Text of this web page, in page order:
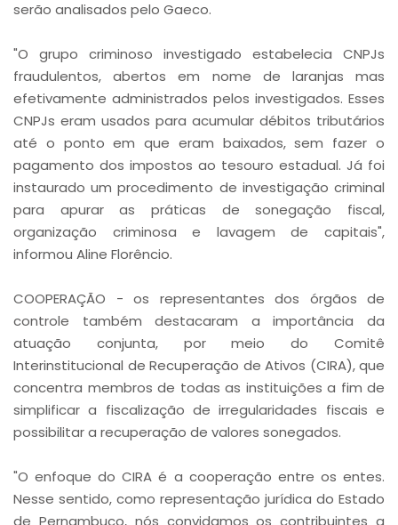
serão analisados pelo Gaeco.
"O grupo criminoso investigado estabelecia CNPJs
fraudulentos, abertos em nome de laranjas mas
efetivamente administrados pelos investigados. Esses
CNPJs eram usados para acumular débitos tributários
até o ponto em que eram baixados, sem fazer o
pagamento dos impostos ao tesouro estadual. Já foi
instaurado um procedimento de investigação criminal
para apurar as práticas de sonegação fiscal,
organização criminosa e lavagem de capitais",
informou Aline Florêncio.
COOPERAÇÃO - os representantes dos órgãos de
controle também destacaram a importância da
atuação conjunta, por meio do Comitê
Interinstitucional de Recuperação de Ativos (CIRA), que
concentra membros de todas as instituições a fim de
simplificar a fiscalização de irregularidades fiscais e
possibilitar a recuperação de valores sonegados.
"O enfoque do CIRA é a cooperação entre os entes.
Nesse sentido, como representação jurídica do Estado
de Pernambuco, nós convidamos os contribuintes a